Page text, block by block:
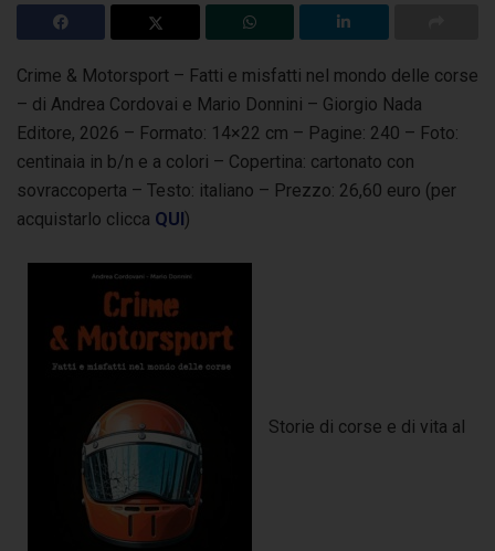
Crime & Motorsport – Fatti e misfatti nel mondo delle corse
– di Andrea Cordovai e Mario Donnini – Giorgio Nada
Editore, 2026 – Formato: 14×22 cm – Pagine: 240 – Foto:
centinaia in b/n e a colori – Copertina: cartonato con
sovraccoperta – Testo: italiano – Prezzo: 26,60 euro (per
acquistarlo clicca QUI)
Storie di corse e di vita al